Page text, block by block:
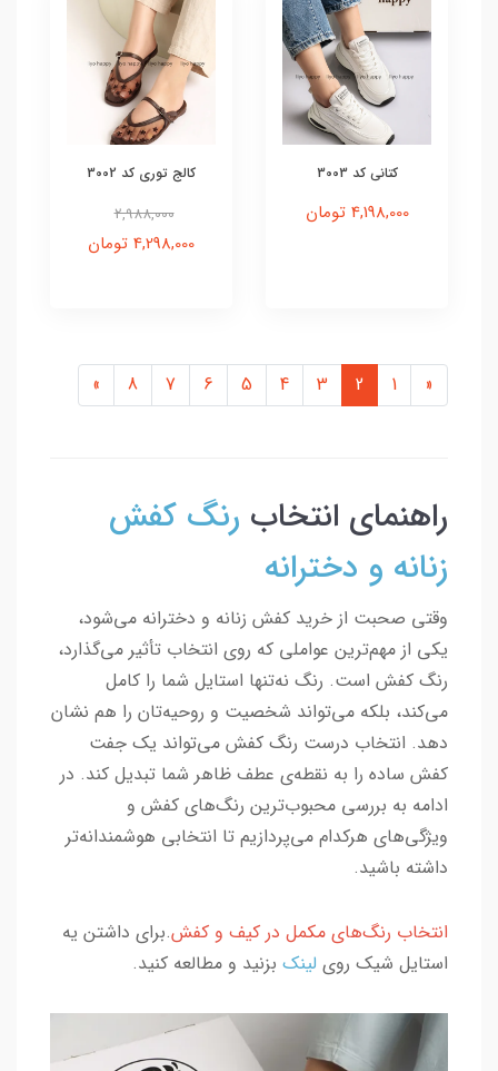
کتانی کد 3003
4,198,000 تومان
کالج توری کد 3002
2,988,000
4,298,000 تومان
«
1
2
3
4
5
6
7
8
»
راهنمای انتخاب رنگ کفش
زنانه و دخترانه
وقتی صحبت از خرید کفش زنانه و دخترانه می‌شود،
یکی از مهم‌ترین عواملی که روی انتخاب تأثیر می‌گذارد،
رنگ کفش است. رنگ نه‌تنها استایل شما را کامل
می‌کند، بلکه می‌تواند شخصیت و روحیه‌تان را هم نشان
دهد. انتخاب درست رنگ کفش می‌تواند یک جفت
کفش ساده را به نقطه‌ی عطف ظاهر شما تبدیل کند. در
ادامه به بررسی محبوب‌ترین رنگ‌های کفش و
ویژگی‌های هرکدام می‌پردازیم تا انتخابی هوشمندانه‌تر
داشته باشید.
انتخاب رنگ‌های مکمل در کیف و کفش.برای داشتن یه
استایل شیک روی لینک بزنید و مطالعه کنید.